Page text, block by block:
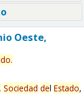
Oeste,
.
Sociedad del Estado,